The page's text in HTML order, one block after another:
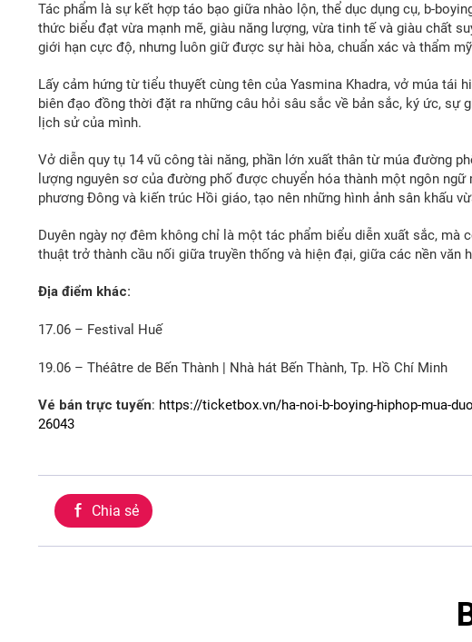
Tác phẩm là sự kết hợp táo bạo giữa nhào lộn, thể dục dụng cụ, b-
thức biểu đạt vừa mạnh mẽ, giàu năng lượng, vừa tinh tế và giàu chất
giới hạn cực độ, nhưng luôn giữ được sự hài hòa, chuẩn xác và thẩm
Lấy cảm hứng từ tiểu thuyết cùng tên của Yasmina Khadra, vở múa tái
biên đạo đồng thời đặt ra những câu hỏi sâu sắc về bản sắc, ký ức, sự
lịch sử của mình.
Vở diễn quy tụ 14 vũ công tài năng, phần lớn xuất thân từ múa đường
lượng nguyên sơ của đường phố được chuyển hóa thành một ngôn
phương Đông và kiến trúc Hồi giáo, tạo nên những hình ảnh sân khấu
Duyên ngày nợ đêm không chỉ là một tác phẩm biểu diễn xuất sắc,
thuật trở thành cầu nối giữa truyền thống và hiện đại, giữa các nền văn
Địa điểm khác:
17.06 – Festival Huế
19.06 – Théâtre de Bến Thành | Nhà hát Bến Thành, Tp. Hồ Chí Minh
Vé bán trực tuyến: https://ticketbox.vn/ha-noi-b-boying-hiphop-mua-
26043
Chia sẻ